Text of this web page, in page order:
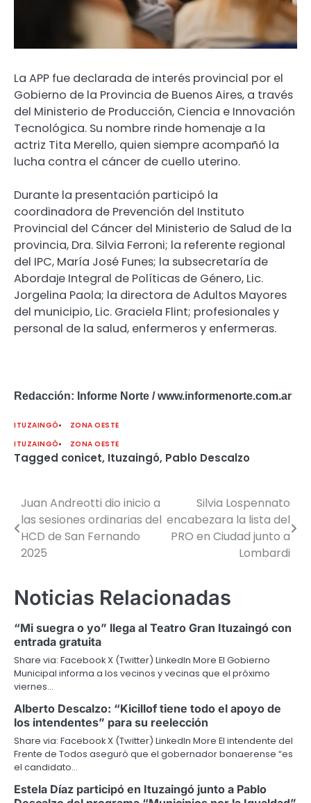
La APP fue declarada de interés provincial por el
Gobierno de la Provincia de Buenos Aires, a través
del Ministerio de Producción, Ciencia e Innovación
Tecnológica. Su nombre rinde homenaje a la
actriz Tita Merello, quien siempre acompañó la
lucha contra el cáncer de cuello uterino.
Durante la presentación participó la
coordinadora de Prevención del Instituto
Provincial del Cáncer del Ministerio de Salud de la
provincia, Dra. Silvia Ferroni; la referente regional
del IPC, María José Funes; la subsecretaría de
Abordaje Integral de Políticas de Género, Lic.
Jorgelina Paola; la directora de Adultos Mayores
del municipio, Lic. Graciela Flint; profesionales y
personal de la salud, enfermeros y enfermeras.
Redacción: Informe Norte / www.informenorte.com.ar
ITUZAINGÓ
ZONA OESTE
ITUZAINGÓ
ZONA OESTE
Tagged conicet, Ituzaingó, Pablo Descalzo
Navegación
de
entradas
Juan Andreotti dio inicio a
las sesiones ordinarias del
HCD de San Fernando
2025
Silvia Lospennato
encabezara la lista del
PRO en Ciudad junto a
Lombardi
Noticias Relacionadas
“Mi suegra o yo” llega al Teatro Gran Ituzaingó con
entrada gratuita
Share via: Facebook X (Twitter) LinkedIn More El Gobierno
Municipal informa a los vecinos y vecinas que el próximo
viernes…
Alberto Descalzo: “Kicillof tiene todo el apoyo de
los intendentes” para su reelección
Share via: Facebook X (Twitter) LinkedIn More El intendente del
Frente de Todos aseguró que el gobernador bonaerense “es
el candidato…
Estela Díaz participó en Ituzaingó junto a Pablo